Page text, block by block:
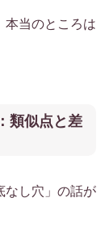
本当のところは
類似点と差
なし穴」の話が